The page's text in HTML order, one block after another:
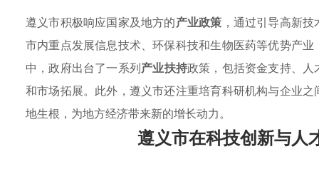
遵义市积极响应国家及地方的产业政策 ，通过引导高新
市内重点发展信息技术、环保科技和生物医药等优势产
中，政府出台了一系列产业扶持政策，包括资金支持、
和市场拓展。此外，遵义市还注重培育科研机构与企业
地生根，为地方经济带来新的增长动力。
遵义市在科技创新与人